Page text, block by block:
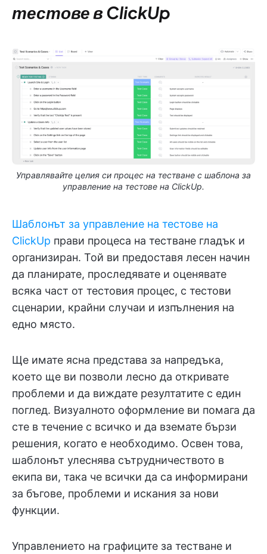
тестове в ClickUp
Управлявайте целия си процес на тестване с шаблона за
управление на тестове на ClickUp.
Шаблонът за управление на тестове на
ClickUp прави процеса на тестване гладък и
организиран. Той ви предоставя лесен начин
да планирате, проследявате и оценявате
всяка част от тестовия процес, с тестови
сценарии, крайни случаи и изпълнения на
едно място.
Ще имате ясна представа за напредъка,
което ще ви позволи лесно да откривате
проблеми и да виждате резултатите с един
поглед. Визуалното оформление ви помага да
сте в течение с всичко и да вземате бързи
решения, когато е необходимо. Освен това,
шаблонът улеснява сътрудничеството в
екипа ви, така че всички да са информирани
за бъгове, проблеми и искания за нови
функции.
Управлението на графиците за тестване и